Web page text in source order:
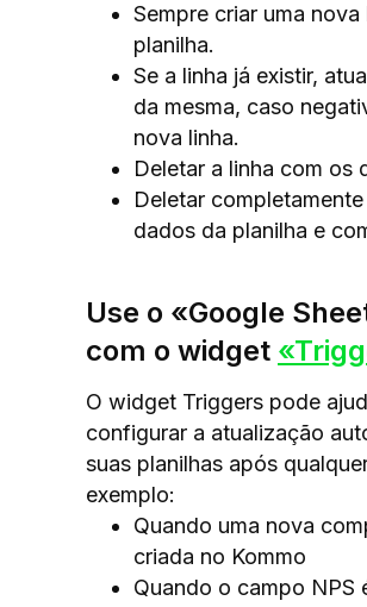
Sempre criar uma nova
planilha.
Se a linha já existir,
da mesma, caso
nova linha.
Deletar a linha com os
Deletar
dados da planilha e
Use o «Google
com o widget
O widget Triggers pode
configurar a atualização
suas planilhas após
exemplo:
Quando uma nova
criada no Kommo
Quando o campo NPS